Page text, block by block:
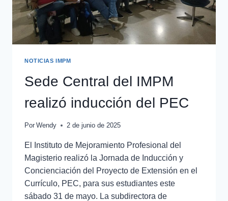
NOTICIAS IMPM
Sede Central del IMPM
realizó inducción del PEC
Por Wendy 2 de junio de 2025
El Instituto de Mejoramiento Profesional del
Magisterio realizó la Jornada de Inducción y
Concienciación del Proyecto de Extensión en el
Currículo, PEC, para sus estudiantes este
sábado 31 de mayo. La subdirectora de